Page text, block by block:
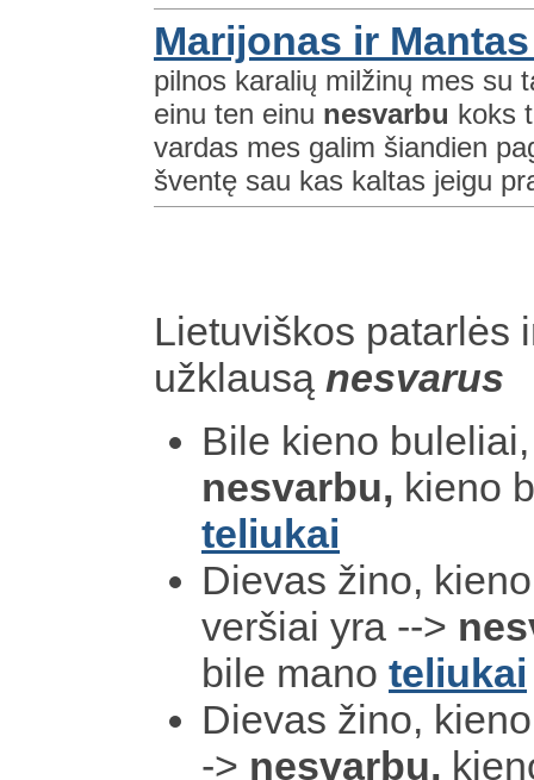
Marijonas ir
pilnos karalių milžinų mes su
einu ten einu nesvarbu koks
vardas mes galim šiandien
šventę sau kas kaltas jeigu
Lietuviškos patarlės
užklausą nesvarus
Bile kieno
nesvarbu, kieno
teliukai
Dievas žino,
veršiai yra -->
bile mano teliukai
Dievas žino,
-> nesvarbu,